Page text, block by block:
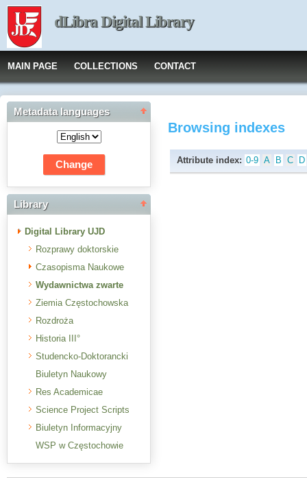
dLibra Digital Library
MAIN PAGE COLLECTIONS CONTACT
Metadata languages
Library
Digital Library UJD
Rozprawy doktorskie
Czasopisma Naukowe
Wydawnictwa zwarte
Ziemia Częstochowska
Rozdroża
Historia III°
Studencko-Doktorancki
Biuletyn Naukowy
Res Academicae
Science Project Scripts
Biuletyn Informacyjny
WSP w Częstochowie
Browsing indexes
Attribute index: 0-9 A B C D